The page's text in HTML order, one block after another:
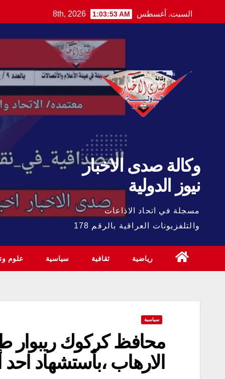
to
السبت. أغسطس 8th, 2026 1:03:54 AM
وكالة صدى الاخبار
نيوز الدولية
مسجلة في اتحاد الاذاعات
والتلفزيونات العراقية بالرقم 178
رياضية ثقافية سياسية علوم
سياسية
محافظ كركوك
الارهاب ،بأستشهاد احد